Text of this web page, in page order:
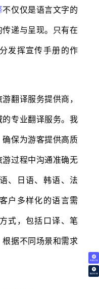
免费试译
翻译价格
不仅仅是语言文字的
递与呈现。只有在
发挥宣传手册的作
译服务提供商，
专业翻译服务。我
保为游客提供高质
过程中沟通准确无
、日语、韩语、法
户多样化的语言需
式，包括口译、笔
据不同场景和需求